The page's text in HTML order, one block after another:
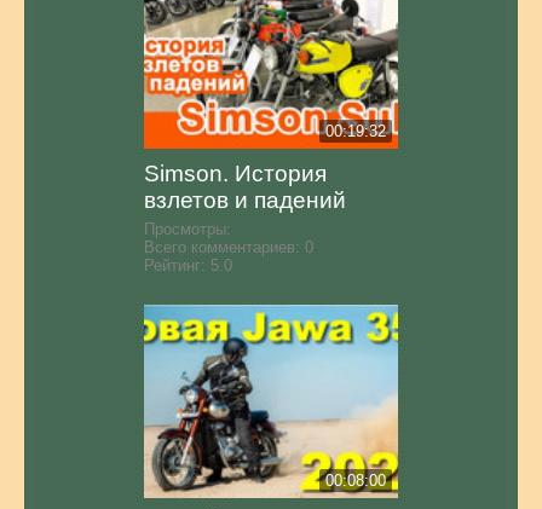
00:19:32
Simson. История
взлетов и падений
Просмотры:
Всего комментариев: 0
Рейтинг: 5.0
00:08:00